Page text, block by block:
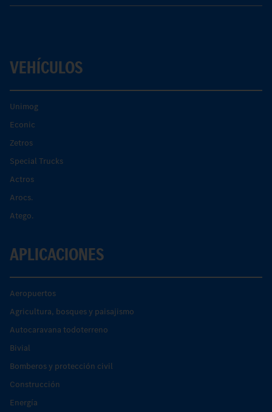
VEHÍCULOS
Unimog
Econic
Zetros
Special Trucks
Actros
Arocs.
Atego.
APLICACIONES
Aeropuertos
Agricultura, bosques y paisajismo
Autocaravana todoterreno
Bivial
Bomberos y protección civil
Construcción
Energía